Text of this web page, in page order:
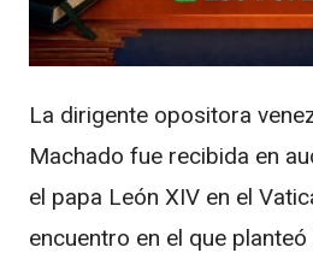
La dirigente opositora
Machado fue recibida en
el papa León XIV en el
encuentro en el que